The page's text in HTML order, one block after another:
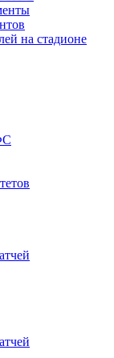
на стадионе